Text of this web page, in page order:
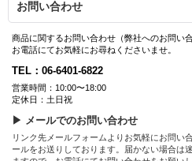
お問い合わせ
商品に関するお問い合わせ（弊社へのお問い
お電話にてお気軽にお尋ねくださいませ。
TEL：06-6401-6822
営業時間：10:00〜18:00
定休日：土日祝
▶ メールでのお問い合わせ
リンク先メールフォームよりお気軽にお問い
ールをお送りしております。届かない場合は